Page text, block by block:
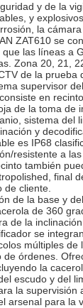
y de la
y
la
ZAT610 se
las líneas a
Zona 20, 21,
de la prueba
supervisor
en
de la toma de
sistema del
y
es IP68
resistente a
también
final
de cliente.
de la base y
de 360
de la
se
múltiples de
órdenes.
la
escudo y del
la supervisión
arsenal para la